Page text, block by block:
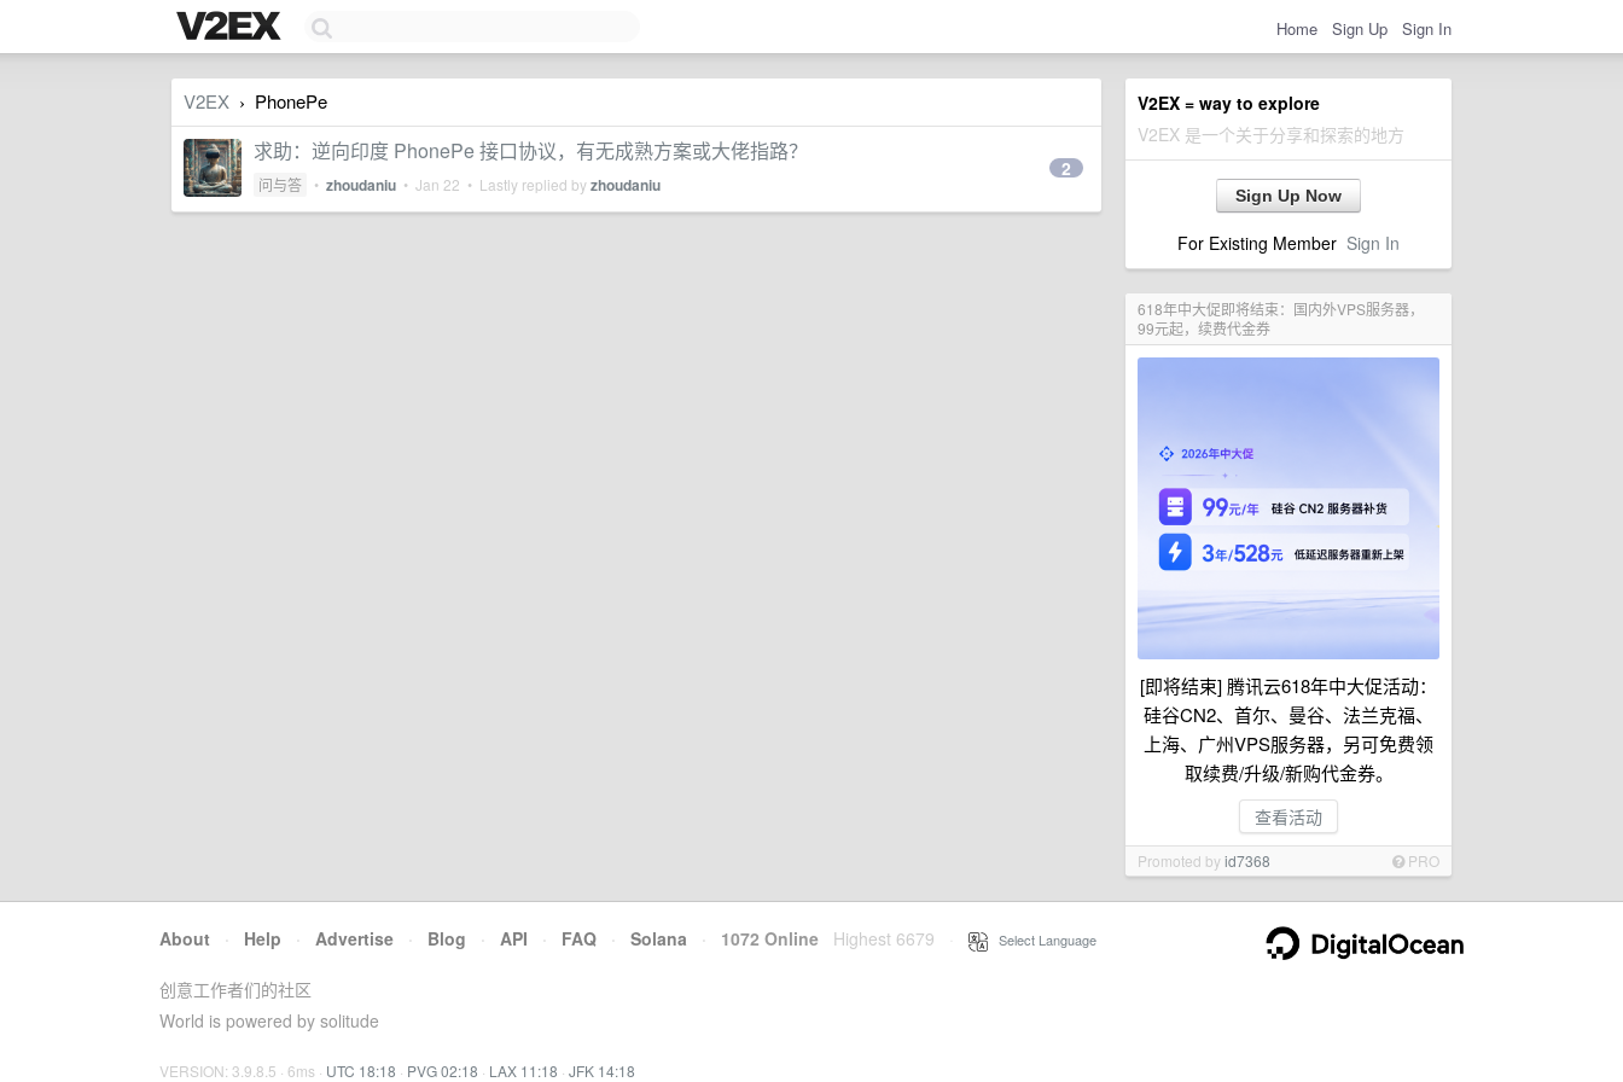
Home Sign Up Sign In
V2EX = way to explore
V2EX 是一个关于分享和探索的地方
Sign Up Now
For Existing Member Sign In
618年中大促即将结束：国内外VPS服务器，
99元起，续费代金券
[即将结束] 腾讯云618年中大促活动：
硅谷CN2、首尔、曼谷、法兰克福、
上海、广州VPS服务器，另可免费领
取续费/升级/新购代金券。
查看活动
Promoted byid7368 PRO
V2EX › PhonePe
求助：逆向印度 PhonePe 接口协议，有无成熟方案或大佬指路？
问与答 • zhoudaniu • Jan 22 • Lastly replied byzhoudaniu
2
About · Help · Advertise · Blog · API · FAQ · Solana · 1072 Online Highest 6679 Select Language
创意工作者们的社区
World is powered by solitude
VERSION: 3.9.8.5 · 6ms · UTC 18:18 · PVG 02:18 · LAX 11:18 · JFK 14:18